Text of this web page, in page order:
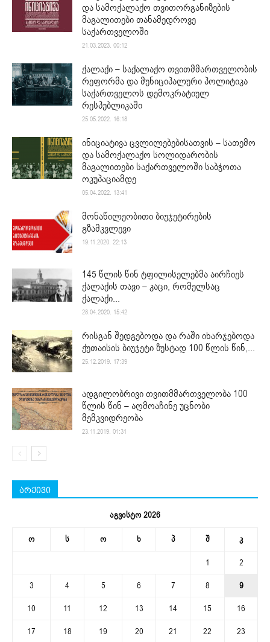
და სამოქალაქო თვითორგანიზების
მაგალითები თანამედროვე
საქართველოში
21.03.2023. 00:12
ქალაქი – საქალაქო თვითმმართველობის
რეფორმა და მუნიციპალური პოლიტიკა
საქართველოს დემოკრატიულ
რესპუბლიკაში
25.05.2022. 16:18
ინიციატივა ცვლილებებისათვის – სათემო
და სამოქალაქო სოლიდარობის
მაგალითები საქართველოში საბჭოთა
ოკუპაციამდე
05.04.2022. 13:41
მონაწილეობითი ბიუჯეტირების
გზამკვლევი
19.11.2020. 22:13
145 წლის წინ ტფილისელებმა აირჩიეს
ქალაქის თავი – კაცი, რომელსაც
ქალაქი...
28.04.2020. 15:42
რისგან შედგებოდა და რაში იხარჯებოდა
ქუთაისის ბიუჯეტი ზუსტად 100 წლის წინ,...
25.12.2019. 17:39
ადგილობრივი თვითმმართველობა 100
წლის წინ – აღმოაჩინე უცნობი
მემკვიდრეობა
23.11.2019. 01:31
არქივი
აგვისტო 2026
ო ს ო ხ პ შ კ
1
2
3
4 5 6 7 8
9
10
11 12 13 14 15
16
17
18 19 20 21 22
23